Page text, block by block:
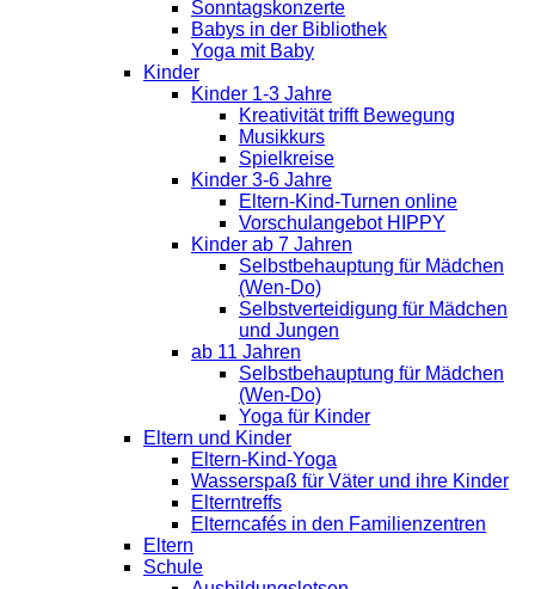
Sonntagskonzerte
Babys in der Bibliothek
Yoga mit Baby
Kinder
Kinder 1-3 Jahre
Kreativität trifft Bewegung
Musikkurs
Spielkreise
Kinder 3-6 Jahre
Eltern-Kind-Turnen online
Vorschulangebot HIPPY
Kinder ab 7 Jahren
Selbstbehauptung für Mädchen
(Wen-Do)
Selbstverteidigung für Mädchen
und Jungen
ab 11 Jahren
Selbstbehauptung für Mädchen
(Wen-Do)
Yoga für Kinder
Eltern und Kinder
Eltern-Kind-Yoga
Wasserspaß für Väter und ihre Kinder
Elterntreffs
Elterncafés in den Familienzentren
Eltern
Schule